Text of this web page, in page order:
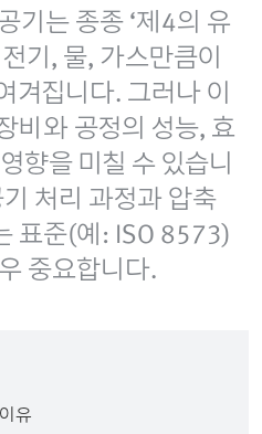
기는 종종 ‘제4의 유
기, 물, 가스만큼이
겨집니다. 그러나 이
비와 공정의 성능, 효
향을 미칠 수 있습니
처리 과정과 압축
표준(예: ISO 8573)
중요합니다.
유